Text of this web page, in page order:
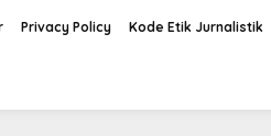
Privacy Policy Kode Etik Jurnalistik